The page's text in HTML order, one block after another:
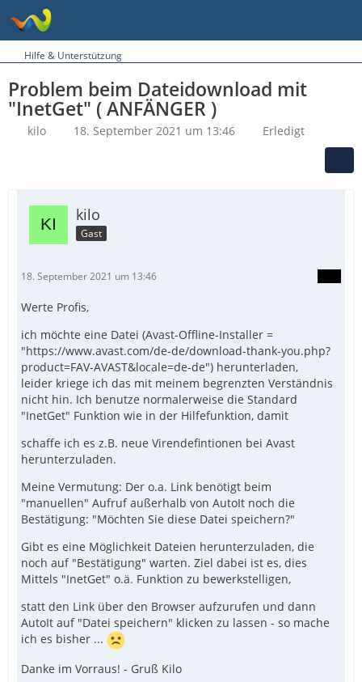
Hilfe & Unterstützung
Problem beim Dateidownload mit
"InetGet" ( ANFÄNGER )
kilo 18. September 2021 um 13:46 Erledigt
kilo
Gast
18. September 2021 um 13:46
Werte Profis,
ich möchte eine Datei (Avast-Offline-Installer =
"https://www.avast.com/de-de/download-thank-you.php?
product=FAV-AVAST&locale=de-de") herunterladen,
leider kriege ich das mit meinem begrenzten Verständnis
nicht hin. Ich benutze normalerweise die Standard
"InetGet" Funktion wie in der Hilfefunktion, damit
schaffe ich es z.B. neue Virendefintionen bei Avast
herunterzuladen.
Meine Vermutung: Der o.a. Link benötigt beim
"manuellen" Aufruf außerhalb von AutoIt noch die
Bestätigung: "Möchten Sie diese Datei speichern?"
Gibt es eine Möglichkeit Dateien herunterzuladen, die
noch auf "Bestätigung" warten. Ziel dabei ist es, dies
Mittels "InetGet" o.ä. Funktion zu bewerkstelligen,
statt den Link über den Browser aufzurufen und dann
AutoIt auf "Datei speichern" klicken zu lassen - so mache
ich es bisher ...
Danke im Vorraus! - Gruß Kilo